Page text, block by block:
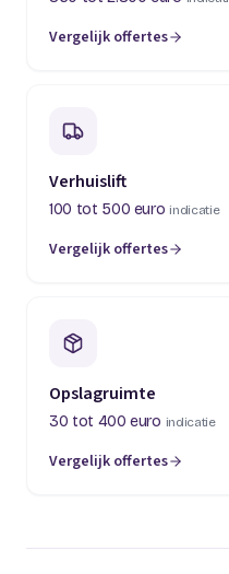
Vergelijk offertes
(opent in een nieuw
Verhuislift
100 tot 500 euro indicatie
Vergelijk offertes
(opent in een nieuw
Opslagruimte
30 tot 400 euro indicatie
Vergelijk offertes
(opent in een nieuw